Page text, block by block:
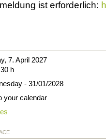
ist erforderlich:
7. April 2027
h
- 31/01/2028
your calendar